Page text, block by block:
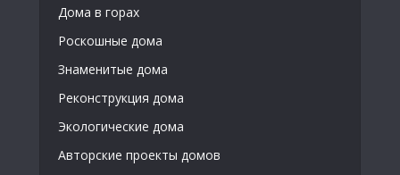
Дома в горах
Роскошные дома
Знаменитые дома
Реконструкция дома
Экологические дома
Авторские проекты домов